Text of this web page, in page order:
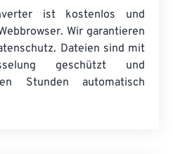
ist kostenlos und
Wir garantieren
Dateien sind mit
geschützt und
Stunden automatisch